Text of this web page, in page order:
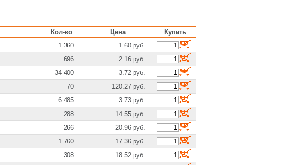
Кол-во Цена Купить
1 360 1.60 руб.
696 2.16 руб.
34 400 3.72 руб.
70 120.27 руб.
6 485 3.73 руб.
288 14.55 руб.
266 20.96 руб.
1 760 17.36 руб.
308 18.52 руб.